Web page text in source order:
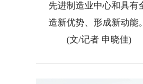
先进制造业中心和具有
造新优势、形成新动能。
(文/记者 申晓佳)